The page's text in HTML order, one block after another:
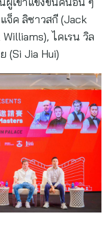
จ็ค ลิซาวสกี (Jack
ไคเรน วิล
(Si Jia Hui)